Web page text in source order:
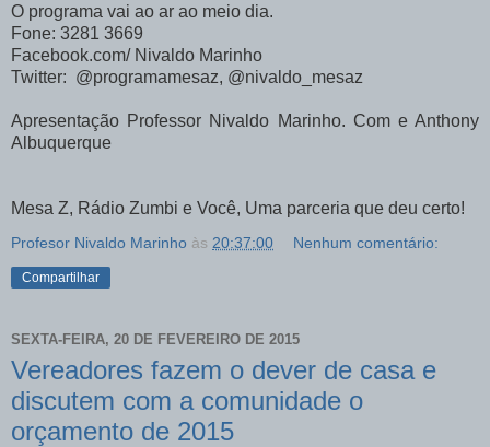
O programa vai ao ar ao meio dia.
Fone: 3281 3669
Facebook.com/ Nivaldo Marinho
Twitter: @programamesaz, @nivaldo_mesaz
Apresentação Professor Nivaldo Marinho. Com e Anthony
Albuquerque
Mesa Z, Rádio Zumbi e Você, Uma parceria que deu certo!
Profesor Nivaldo Marinho às 20:37:00 Nenhum comentário:
Compartilhar
SEXTA-FEIRA, 20 DE FEVEREIRO DE 2015
Vereadores fazem o dever de casa e
discutem com a comunidade o
orçamento de 2015